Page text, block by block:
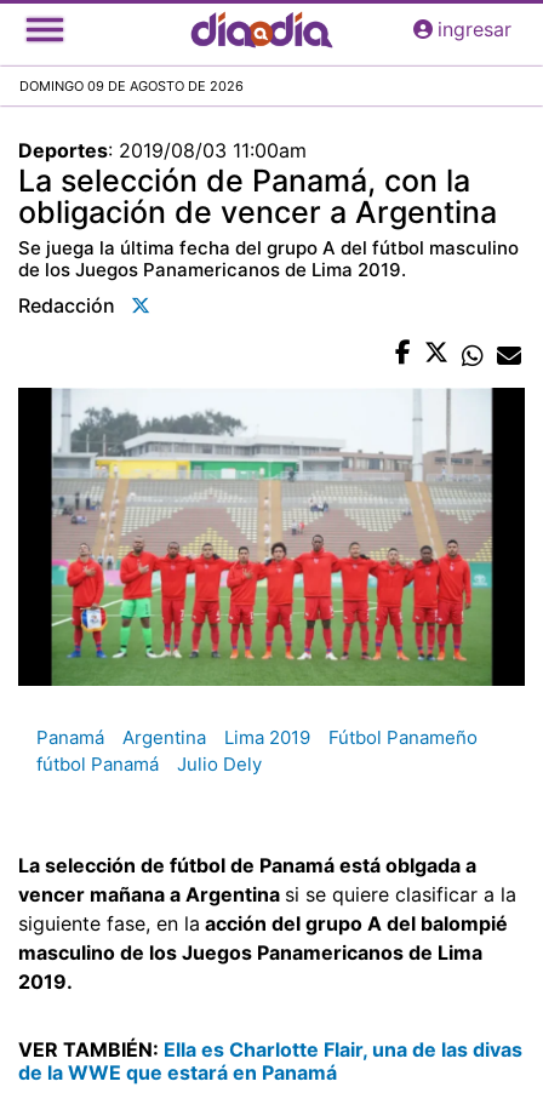
Pasar
al
principal
ingresar
DOMINGO 09 DE AGOSTO DE 2026
Deportes: 2019/08/03 11:00am
La selección de Panamá, con la
obligación de vencer a Argentina
Se juega la última fecha del grupo A del fútbol masculino
de los Juegos Panamericanos de Lima 2019.
Redacción
Panamá Argentina Lima 2019
Fútbol Panameño
fútbol Panamá
Julio Dely
La selección de fútbol de Panamá está oblgada a
vencer mañana a Argentina si se quiere clasificar a la
siguiente fase, en la acción del grupo A del balompié
masculino de los Juegos Panamericanos de Lima
2019.
VER TAMBIÉN: Ella es Charlotte Flair, una de las divas
de la WWE que estará en Panamá